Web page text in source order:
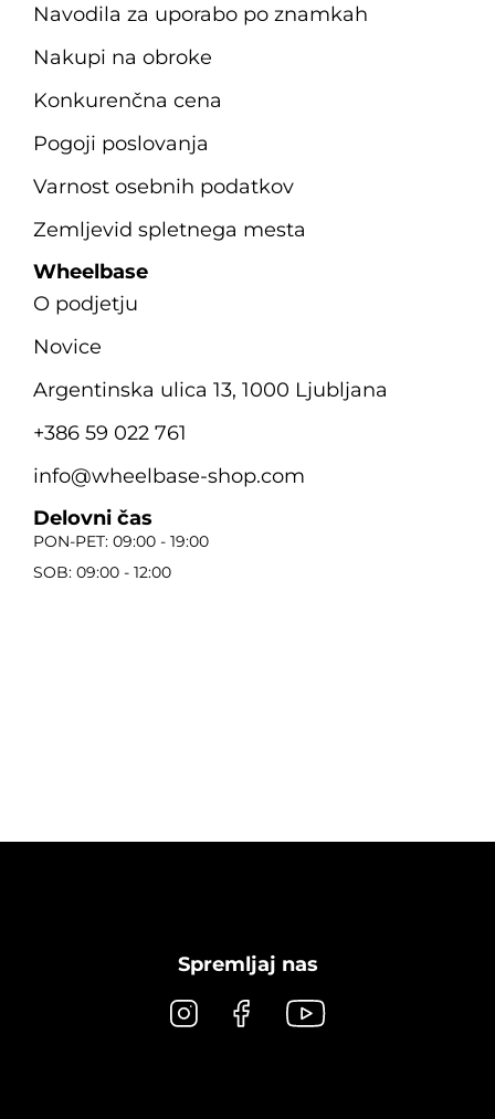
Navodila za uporabo po znamkah
Nakupi na obroke
Konkurenčna cena
Pogoji poslovanja
Varnost osebnih podatkov
Zemljevid spletnega mesta
Wheelbase
O podjetju
Novice
Argentinska ulica 13, 1000 Ljubljana
+386 59 022 761
info@wheelbase-shop.com
Delovni čas
PON-PET: 09:00 - 19:00
SOB: 09:00 - 12:00
Spremljaj nas